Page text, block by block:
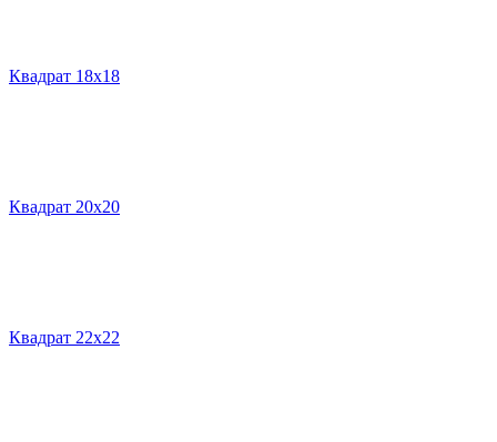
Квадрат 18х18
Квадрат 20х20
Квадрат 22х22